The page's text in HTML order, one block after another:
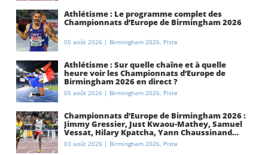
Athlétisme : Le programme complet des
Championnats d’Europe de Birmingham 2026
05 août 2026 | Birmingham 2026, Piste
Athlétisme : Sur quelle chaîne et à quelle
heure voir les Championnats d’Europe de
Birmingham 2026 en direct ?
05 août 2026 | Birmingham 2026, Piste
Championnats d’Europe de Birmingham 2026 :
Jimmy Gressier, Just Kwaou-Mathey, Samuel
Vessat, Hilary Kpatcha, Yann Chaussinand…
Présentation de l’équipe de France
d’athlétisme
03 août 2026 | Birmingham 2026, Piste